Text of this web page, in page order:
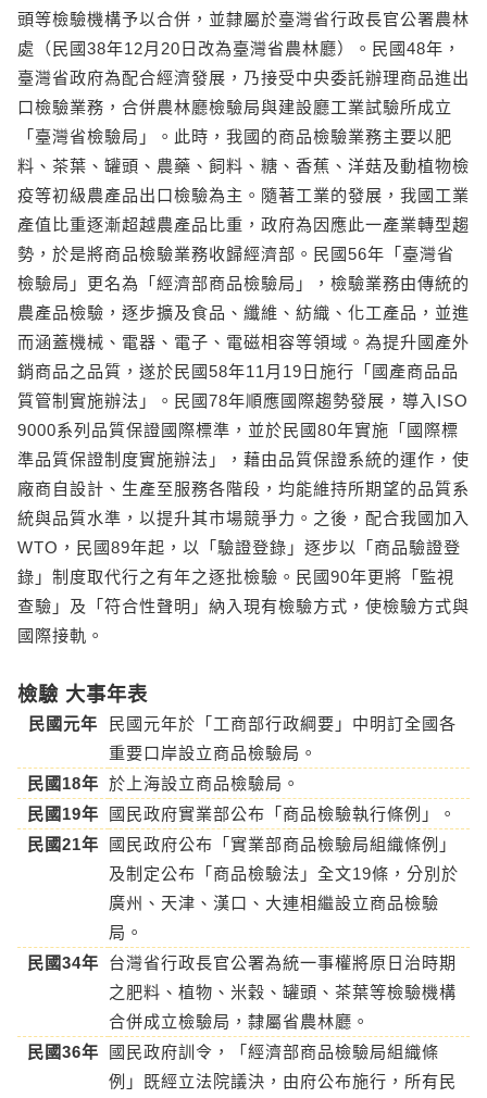
頭等檢驗機構予以合併，並隸屬於臺灣省行政長官公署農林
處（民國38年12月20日改為臺灣省農林廳）。民國48年，
臺灣省政府為配合經濟發展，乃接受中央委託辦理商品進出
口檢驗業務，合併農林廳檢驗局與建設廳工業試驗所成立
「臺灣省檢驗局」。此時，我國的商品檢驗業務主要以肥
料、茶葉、罐頭、農藥、飼料、糖、香蕉、洋菇及動植物檢
疫等初級農產品出口檢驗為主。隨著工業的發展，我國工業
產值比重逐漸超越農產品比重，政府為因應此一產業轉型趨
勢，於是將商品檢驗業務收歸經濟部。民國56年「臺灣省
檢驗局」更名為「經濟部商品檢驗局」，檢驗業務由傳統的
農產品檢驗，逐步擴及食品、纖維、紡織、化工產品，並進
而涵蓋機械、電器、電子、電磁相容等領域。為提升國產外
銷商品之品質，遂於民國58年11月19日施行「國產商品品
質管制實施辦法」。民國78年順應國際趨勢發展，導入ISO
9000系列品質保證國際標準，並於民國80年實施「國際標
準品質保證制度實施辦法」，藉由品質保證系統的運作，使
廠商自設計、生產至服務各階段，均能維持所期望的品質系
統與品質水準，以提升其市場競爭力。之後，配合我國加入
WTO，民國89年起，以「驗證登錄」逐步以「商品驗證登
錄」制度取代行之有年之逐批檢驗。民國90年更將「監視
查驗」及「符合性聲明」納入現有檢驗方式，使檢驗方式與
國際接軌。
檢驗 大事年表
民國元年
民國元年於「工商部行政綱要」中明訂全國各
重要口岸設立商品檢驗局。
民國18年 於上海設立商品檢驗局。
民國19年
國民政府實業部公布「商品檢驗執行條例」。
民國21年
國民政府公布「實業部商品檢驗局組織條例」
及制定公布「商品檢驗法」全文19條，分別於
廣州、天津、漢口、大連相繼設立商品檢驗
局。
民國34年
台灣省行政長官公署為統一事權將原日治時期
之肥料、植物、米穀、罐頭、茶葉等檢驗機構
合併成立檢驗局，隸屬省農林廳。
民國36年
國民政府訓令，「經濟部商品檢驗局組織條
例」既經立法院議決，由府公布施行，所有民